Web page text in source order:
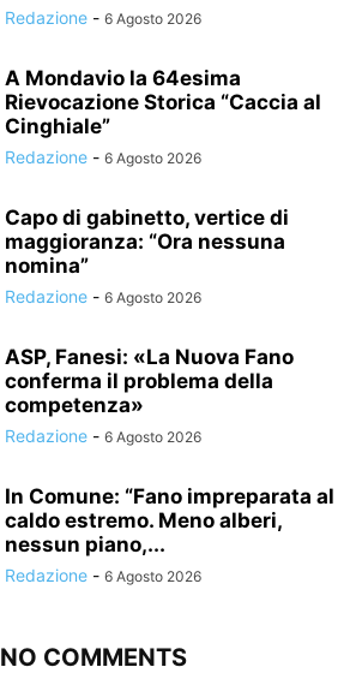
Redazione - 6 Agosto 2026
A Mondavio la 64esima
Rievocazione Storica “Caccia al
Cinghiale”
Redazione - 6 Agosto 2026
Capo di gabinetto, vertice di
maggioranza: “Ora nessuna
nomina”
Redazione - 6 Agosto 2026
ASP, Fanesi: «La Nuova Fano
conferma il problema della
competenza»
Redazione - 6 Agosto 2026
In Comune: “Fano impreparata al
caldo estremo. Meno alberi,
nessun piano,...
Redazione - 6 Agosto 2026
NO COMMENTS